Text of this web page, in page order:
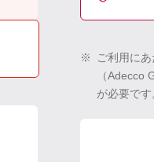
※
ご利用に
（Adecco
が必要です